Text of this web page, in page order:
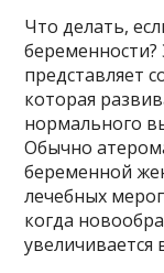
Что делать,
представляет
которая
нормального
Обычно
беременной
лечебных
когда
увеличивается